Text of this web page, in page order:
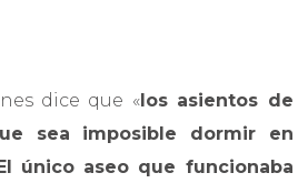
dice que «los asientos de
sea imposible dormir en
El único aseo que funcionaba